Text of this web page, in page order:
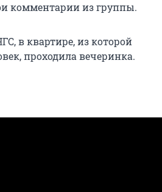
комментарии из группы.
в квартире, из которой
проходила вечеринка.